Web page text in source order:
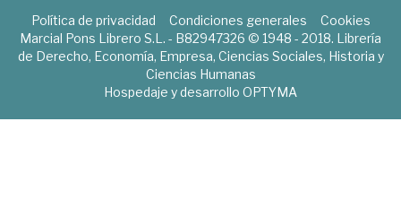
Política de privacidad Condiciones generales
Cookies
Marcial Pons Librero S.L. - B82947326 © 1948 - 2018. Librería
de Derecho, Economía, Empresa, Ciencias Sociales, Historia y
Ciencias Humanas
Hospedaje y desarrollo OPTYMA